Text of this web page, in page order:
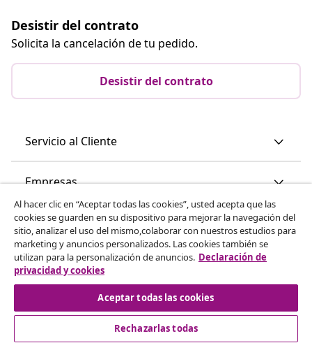
Desistir del contrato
Solicita la cancelación de tu pedido.
Desistir del contrato
Servicio al Cliente
Empresas
vidaXL
Descubre mas
Al hacer clic en “Aceptar todas las cookies”, usted acepta que las
cookies se guarden en su dispositivo para mejorar la navegación del
sitio, analizar el uso del mismo,colaborar con nuestros estudios para
marketing y anuncios personalizados. Las cookies también se
utilizan para la personalización de anuncios. Declaración de
privacidad y cookies
Aceptar todas las cookies
Rechazarlas todas